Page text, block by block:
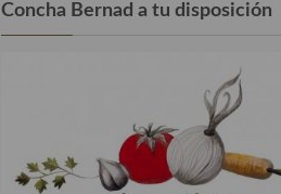
Concha Bernad a tu disposición